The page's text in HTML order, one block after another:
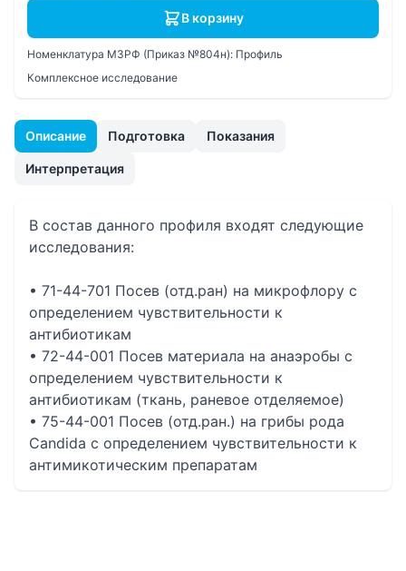
Описание Подготовка Показания
Интерпретация
В состав данного профиля входят следующие
исследования:
• 71-44-701 Посев (отд.ран) на микрофлору с
определением чувcтвительности к
антибиотикам
• 72-44-001 Посев материала на анаэробы с
определением чувcтвительности к
антибиотикам (ткань, раневое отделяемое)
• 75-44-001 Посев (отд.ран.) на грибы рода
Candida с определением чувствительности к
антимикотическим препаратам
В корзину
Номенклатура МЗРФ (Приказ №804н): Профиль
Комплексное исследование